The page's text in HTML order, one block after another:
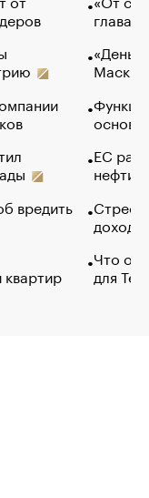
вредить
глава
Маск в
основ
ЕС
нефти
Что
для